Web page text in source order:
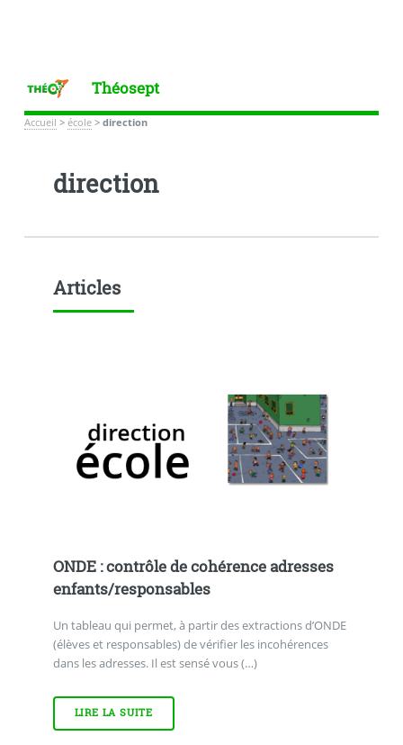
Théosept
Accueil > école> direction
direction
Articles
ONDE : contrôle de cohérence adresses
enfants/responsables
Un tableau qui permet, à partir des extractions d’ONDE
(élèves et responsables) de vérifier les incohérences
dans les adresses. Il est sensé vous (…)
LIRE LA SUITE